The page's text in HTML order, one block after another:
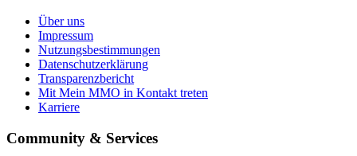
Über uns
Impressum
Nutzungsbestimmungen
Datenschutzerklärung
Transparenzbericht
Mit Mein MMO in Kontakt treten
Karriere
Community & Services